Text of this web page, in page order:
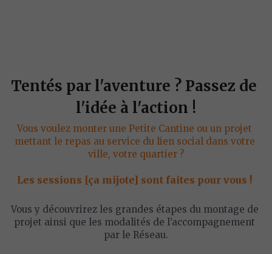
Tentés par l'aventure ? Passez de
l'idée à l'action !
Vous voulez monter une Petite Cantine ou un projet
mettant le repas au service du lien social dans votre
ville, votre quartier ?
Les sessions [ça mijote] sont faites pour vous !
Vous y découvrirez les grandes étapes du montage de
projet ainsi que les modalités de l’accompagnement
par le Réseau.